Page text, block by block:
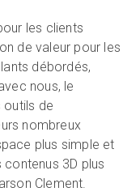
les clients
de valeur pour les
débordés,
nous, le
outils de
nombreux
plus simple et
3D plus
Clement.